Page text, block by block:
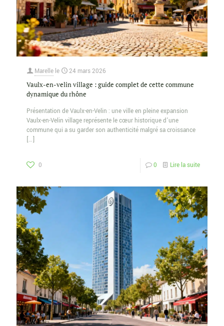
Marelle le 24 mars 2026
Vaulx-en-velin village : guide complet de cette commune
dynamique du rhône
Présentation de Vaulx-en-Velin : une ville en pleine expansion
Vaulx-en-Velin village représente le cœur historique d’une
commune qui a su garder son authenticité malgré sa croissance
[…]
0 0 Lire la suite